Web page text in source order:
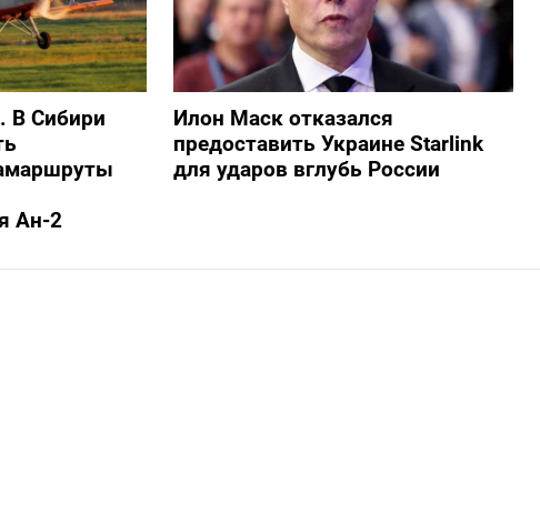
В Сибири
Ан-2
Илон Маск отказался
предоставить Украине Starlink
для ударов вглубь России